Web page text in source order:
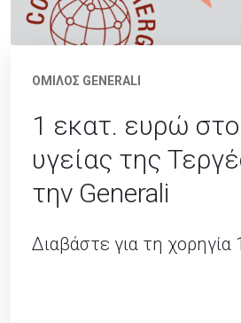
ΟΜΙΛΟΣ GENERALI
1 εκατ. ευρώ
υγείας της
την Generali
Διαβάστε για τη χορηγία